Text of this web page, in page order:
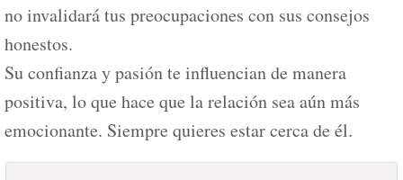
no invalidará tus preocupaciones con sus consejos
honestos.
Su confianza y pasión te influencian de manera
positiva, lo que hace que la relación sea aún más
emocionante. Siempre quieres estar cerca de él.